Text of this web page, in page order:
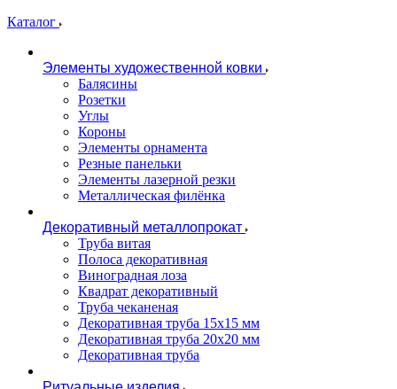
Каталог
Элементы художественной ковки
Балясины
Розетки
Углы
Короны
Элементы орнамента
Резные панельки
Элементы лазерной резки
Металлическая филёнка
Декоративный металлопрокат
Труба витая
Полоса декоративная
Виноградная лоза
Квадрат декоративный
Труба чеканеная
Декоративная труба 15х15 мм
Декоративная труба 20х20 мм
Декоративная труба